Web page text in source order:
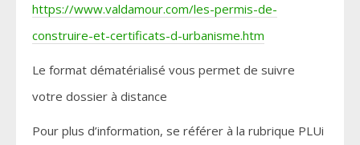
https://www.valdamour.com/les-permis-de-
construire-et-certificats-d-urbanisme.htm
Le format dématérialisé vous permet de suivre
votre dossier à distance
Pour plus d’information, se référer à la rubrique PLUi